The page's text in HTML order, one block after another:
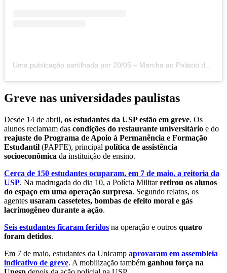
Greve nas universidades paulistas
Desde 14 de abril, os estudantes da USP estão em greve. Os
alunos reclamam das condições do restaurante universitário e do
reajuste do Programa de Apoio à Permanência e Formação
Estudantil (PAPFE), principal política de assistência
socioeconômica da instituição de ensino.
Cerca de 150 estudantes ocuparam, em 7 de maio, a reitoria da
USP. Na madrugada do dia 10, a Polícia Militarretirou os alunos
do espaço em uma operação surpresa. Segundo relatos, os
agentes usaram cassetetes, bombas de efeito moral e gás
lacrimogêneo durante a ação.
Seis estudantes ficaram feridos na operação e outros quatro
foram detidos.
Em 7 de maio, estudantes da Unicamp aprovaram em assembleia
indicativo de greve. A mobilização também ganhou força na